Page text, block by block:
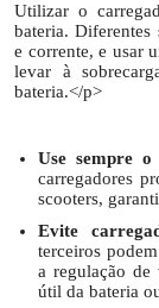
Utilizar o
bateria. Diferentes
e corrente, e usar
levar à
bateria.</p>
Use sempre
carregadores
scooters,
Evite
terceiros
a regulação de
útil da bateria